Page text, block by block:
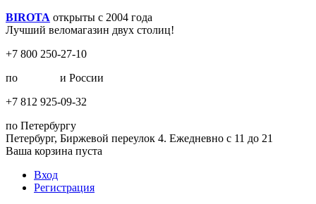
BIROTA открыты с 2004 года
Лучший веломагазин двух столиц!
+7 800 250-27-10
по
и России
+7 812 925-09-32
по Петербургу
Петербург, Биржевой переулок 4. Ежедневно с 11 до 21
Ваша корзина пуста
Вход
Регистрация